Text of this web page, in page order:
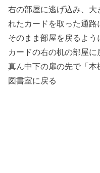
右の部屋に逃げ込み、
れたカードを取った通路
そのまま部屋を戻るよ
カードの右の机の部屋に
真ん中下の扉の先で「本
図書室に戻る